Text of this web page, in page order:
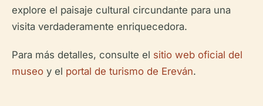
explore el paisaje cultural circundante para una
visita verdaderamente enriquecedora.
Para más detalles, consulte el sitio web oficial del
museo y el portal de turismo de Ereván.